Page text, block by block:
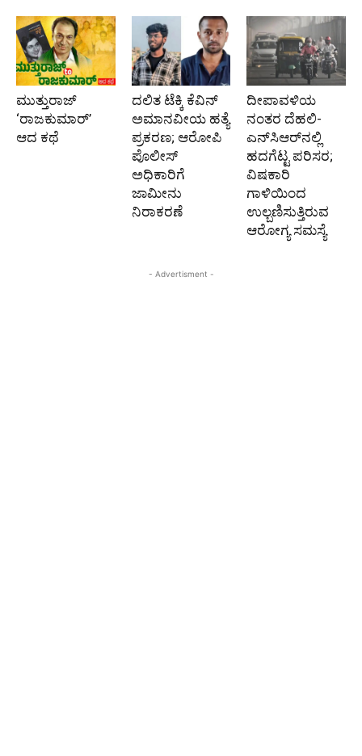
ಮುತ್ತುರಾಜ್
‘ರಾಜಕುಮಾರ್‍’
ಆದ ಕಥೆ
ದಲಿತ ಟೆಕ್ಕಿ ಕೆವಿನ್
ಅಮಾನವೀಯ ಹತ್ಯೆ
ಪ್ರಕರಣ; ಆರೋಪಿ
ಪೊಲೀಸ್‌
ಅಧಿಕಾರಿಗೆ
ಜಾಮೀನು
ನಿರಾಕರಣೆ
ದೀಪಾವಳಿಯ
ನಂತರ ದೆಹಲಿ-
ಎನ್‌ಸಿಆರ್‌ನಲ್ಲಿ
ಹದಗೆಟ್ಟ ಪರಿಸರ;
ವಿಷಕಾರಿ
ಗಾಳಿಯಿಂದ
ಉಲ್ಬಣಿಸುತ್ತಿರುವ
ಆರೋಗ್ಯ ಸಮಸ್ಯೆ
- Advertisment -